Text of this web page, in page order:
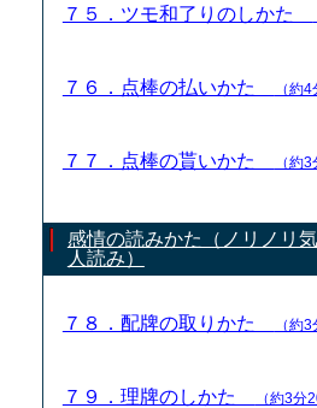
７５．ツモ和了りのしかた
７６．点棒の払いかた （約4
７７．点棒の貰いかた （約
感情の読みかた（ノリノリ
人読み）
７８．配牌の取りかた （約
７９．理牌のしかた （約3分